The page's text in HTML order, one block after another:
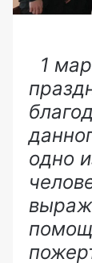
1
одно